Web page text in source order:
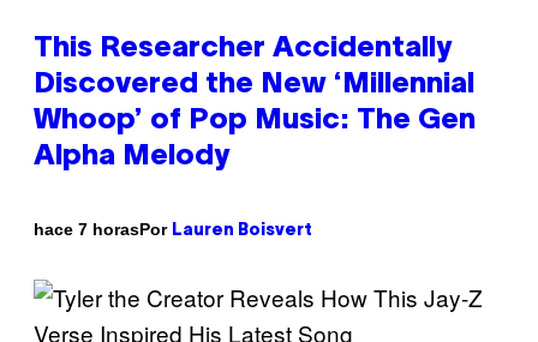
This Researcher Accidentally
Discovered the New ‘Millennial
Whoop’ of Pop Music: The Gen
Alpha Melody
hace 7 horasPor Lauren Boisvert